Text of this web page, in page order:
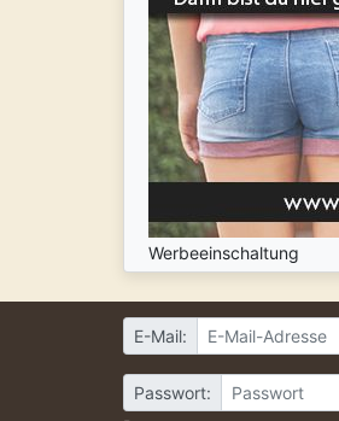
Werbeeinschaltung
E-Mail:
Passwort: